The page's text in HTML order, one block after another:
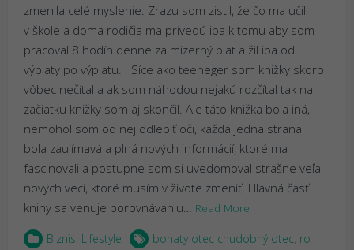
zmenila celé myslenie. Zrazu som zistil, že čo ma učili
v škole a doma rodičia ma privedú iba k tomu aby som
pracoval 8 hodín denne za mizerný plat a žil iba od
výplaty po výplatu. Síce ako teeneger som knižky skoro
vôbec nečítal a ak som náhodou nejakú rozčítal tak na
začiatku knižky som aj skončil. Ale táto knižka bola iná,
nemohol som od nej odlepiť oči, každá jedna strana
bola zaujímavá a plná nových informácií, ktoré ma
fascinovali a postupne som si uvedomoval strašne veľa
nových veci, ktoré musím v živote zmeniť. Hlavná časť
knihy sa venuje porovnávaniu… Read More
Biznis, Lifestyle bohaty otec chudobný otec, ro